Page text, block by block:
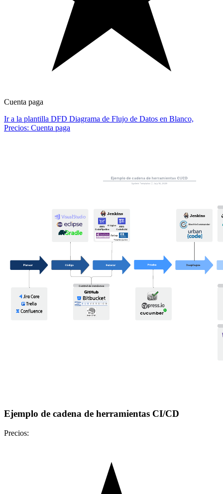
Cuenta paga
Ir a la plantilla DFD Diagrama de Flujo de Datos en Blanco,
Precios: Cuenta paga
Ejemplo de cadena de herramientas CI/CD
Precios: